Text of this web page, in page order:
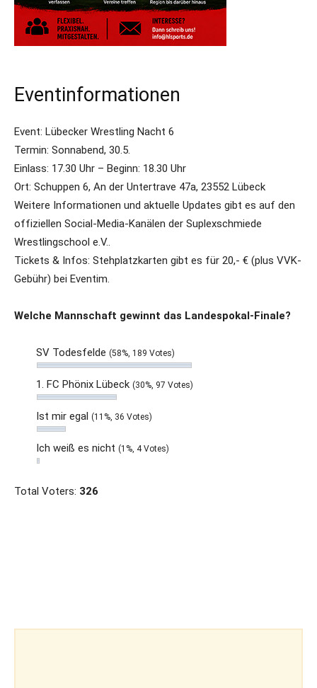
Eventinformationen
Event: Lübecker Wrestling Nacht 6
Termin: Sonnabend, 30.5.
Einlass: 17.30 Uhr – Beginn: 18.30 Uhr
Ort: Schuppen 6, An der Untertrave 47a, 23552 Lübeck
Weitere Informationen und aktuelle Updates gibt es auf den
offiziellen Social-Media-Kanälen der Suplexschmiede
Wrestlingschool e.V..
Tickets & Infos: Stehplatzkarten gibt es für 20,- € (plus VVK-
Gebühr) bei Eventim.
Welche Mannschaft gewinnt das Landespokal-Finale?
SV Todesfelde (58%, 189 Votes)
1. FC Phönix Lübeck (30%, 97 Votes)
Ist mir egal (11%, 36 Votes)
Ich weiß es nicht (1%, 4 Votes)
Total Voters: 326